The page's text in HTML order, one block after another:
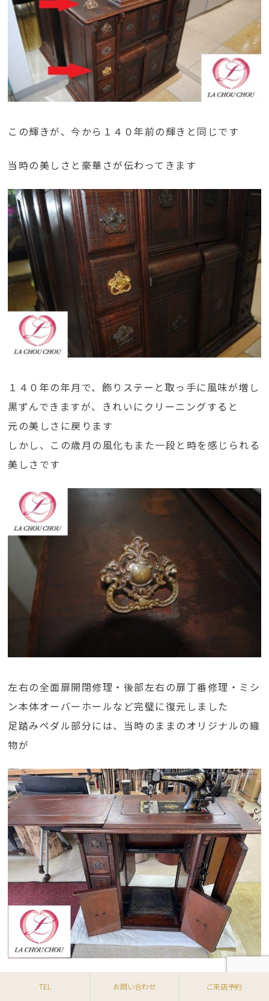
この輝きが、今から１４０年前の輝きと同じです
当時の美しさと豪華さが伝わってきます
１４０年の年月で、飾りステーと取っ手に風味が増し
黒ずんできますが、きれいにクリーニングすると
元の美しさに戻ります
しかし、この歳月の風化もまた一段と時を感じられる
美しさです
左右の全面扉開閉修理・後部左右の扉丁番修理・ミシ
ン本体オーバーホールなど完璧に復元しました
足踏みペダル部分には、当時のままのオリジナルの織
物が
このシンガーミシンは美し過ぎる
TEL お問い合わせ ご来店予約